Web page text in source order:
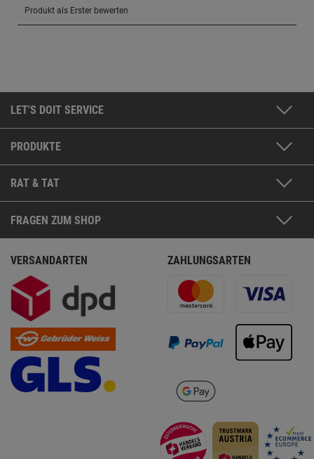
LET'S DOIT SERVICE
PRODUKTE
RAT & TAT
FRAGEN ZUM SHOP
VERSANDARTEN ZAHLUNGSARTEN